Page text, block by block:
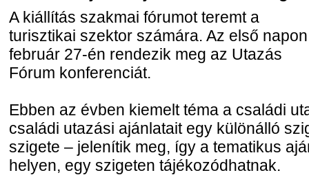
A kiállítás szakmai fórumot teremt a
turisztikai szektor számára. Az első
február 27-én rendezik meg az Utazás
Fórum konferenciát.
Ebben az évben kiemelt téma a családi
családi utazási ajánlatait egy különálló
szigete – jelenítik meg, így a tematikus
helyen, egy szigeten tájékozódhatnak.